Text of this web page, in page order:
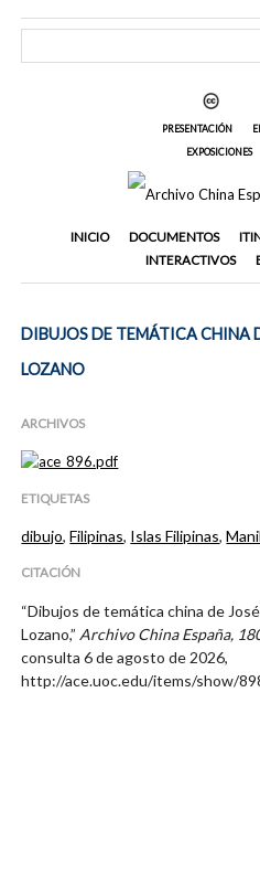
PRESENTACIÓN
EXPOSICIONES
INICIO DOCUMENTOS
INTERACTIVOS
DIBUJOS DE TEMÁTICA CHINA
LOZANO
ARCHIVOS
ETIQUETAS
dibujo,Filipinas, Islas Filipinas,
CITACIÓN
“Dibujos de temática china de
Lozano,” Archivo China España,
consulta 6 de agosto de 2026,
http://ace.uoc.edu/items/show/